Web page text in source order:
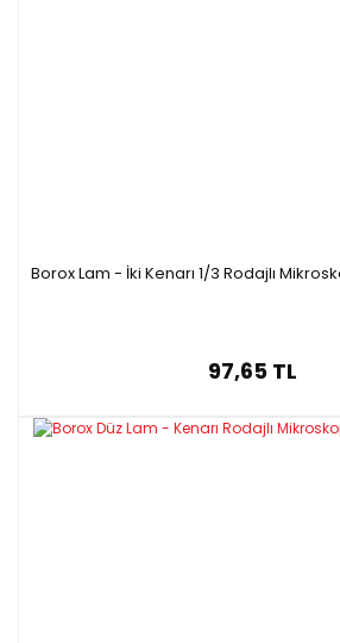
Borox Lam - İki Kenarı 1/3 Rodajlı
97,65 TL